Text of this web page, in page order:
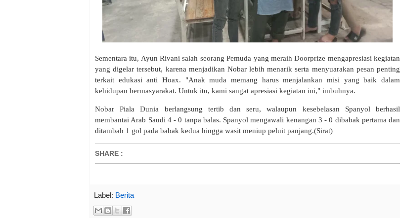
Sementara itu, Ayun Rivani salah seorang Pemuda yang meraih Doorprize mengapresiasi kegiatan
yang digelar tersebut, karena menjadikan Nobar lebih menarik serta menyuarakan pesan penting
terkait edukasi anti Hoax. "Anak muda memang harus menjalankan misi yang baik dalam
kehidupan bermasyarakat. Untuk itu, kami sangat apresiasi kegiatan ini," imbuhnya.
Nobar Piala Dunia berlangsung tertib dan seru, walaupun kesebelasan Spanyol berhasil
membantai Arab Saudi 4 - 0 tanpa balas. Spanyol mengawali kenangan 3 - 0 dibabak pertama dan
ditambah 1 gol pada babak kedua hingga wasit meniup peluit panjang.(Sirat)
SHARE :
Label: Berita